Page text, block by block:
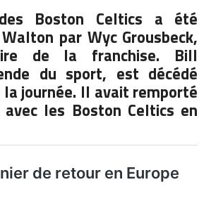
Boston Celtics a été
par Wyc Grousbeck,
de la franchise. Bill
du sport, est décédé
journée. Il avait remporté
les Boston Celtics en